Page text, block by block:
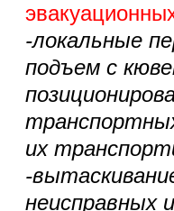
-локальные
подъем с
их
-
неисправных